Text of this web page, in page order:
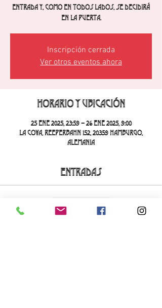
entrada y, como en todos lados, se decidirá
en la puerta.
Inscripción cerrada
Ver otros eventos ahora
Horario y ubicación
25 ene 2025, 23:59 – 26 ene 2025, 9:00
La Cova, Reeperbahn 152, 20359 Hamburgo,
Alemania
Entradas